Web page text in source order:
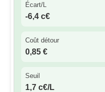
Écart/L
-6,4 c€
Coût détour
0,85 €
Seuil
1,7 c€/L